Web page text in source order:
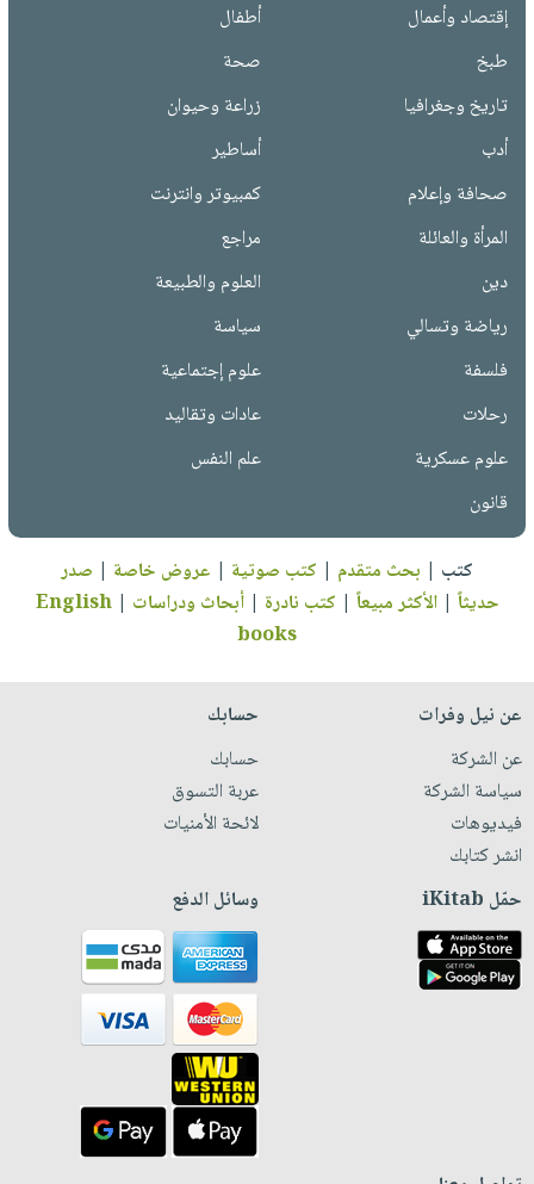
إقتصاد وأعمال
أطفال
طبخ
صحة
تاريخ وجغرافيا
زراعة وحيوان
أدب
أساطير
صحافة وإعلام
كمبيوتر وانترنت
المرأة والعائلة
مراجع
دين
العلوم والطبيعة
رياضة وتسالي
سياسة
فلسفة
علوم إجتماعية
رحلات
عادات وتقاليد
علوم عسكرية
علم النفس
قانون
كتب | بحث متقدم | كتب صوتية | عروض خاصة | صدر
حديثاً |الأكثر مبيعاً | كتب نادرة |أبحاث ودراسات |
English
books
عن نيل وفرات
عن الشركة
سياسة الشركة
فيديوهات
انشر كتابك
حسابك
حسابك
عربة التسوق
لائحة الأمنيات
حمّل iKitab وسائل الدفع